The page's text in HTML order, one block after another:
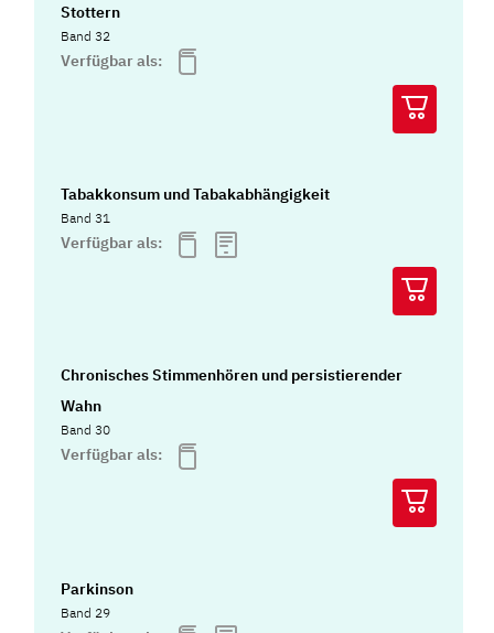
Stottern
Band 32
Verfügbar als:
Tabakkonsum und Tabakabhängigkeit
Band 31
Verfügbar als:
Chronisches Stimmenhören und persistierender
Wahn
Band 30
Verfügbar als:
Parkinson
Band 29